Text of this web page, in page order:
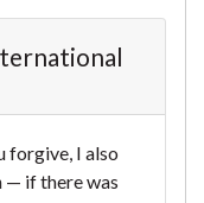
forgive, I also
— if there was